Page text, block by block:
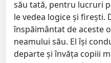
său tată, pentru lucruri
le vedea logice şi fireşti.
înspăimântat de aceste
neamului său. El îşi
departe şi învăţa copiii